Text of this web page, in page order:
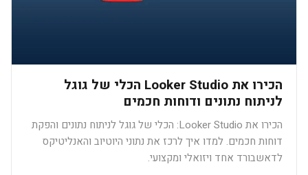
הכירו את Looker Studio הכלי של גוגל
לניתוח נתונים ודוחות חכמים
הכירו את Looker Studio: הכלי של גוגל לניתוח נתונים והפקת
דוחות חכמים. למדו איך לרכז את נתוני היוטיוב והאנליטיקס
לדאשבורד אחד ויזואלי ומקצועי.